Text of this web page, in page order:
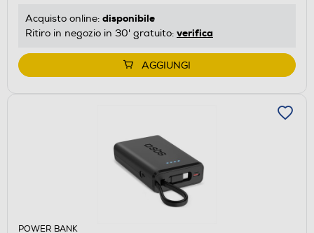
Acquisto online: disponibile
Ritiro in negozio in 30' gratuito: verifica
AGGIUNGI
POWER BANK